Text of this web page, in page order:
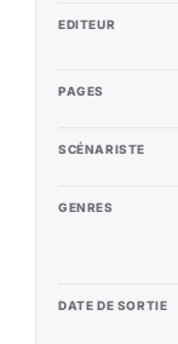
EDITEUR
PAGES
SCÉNARISTE
GENRES
DATE DE SORTIE